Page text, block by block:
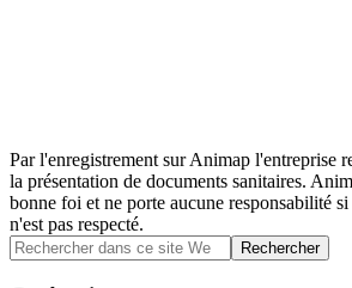
Par l'enregistrement sur Animap l'entreprise
la présentation de documents sanitaires.
bonne foi et ne porte aucune responsabilité
n'est pas respecté.
Barre
Rechercher
dans